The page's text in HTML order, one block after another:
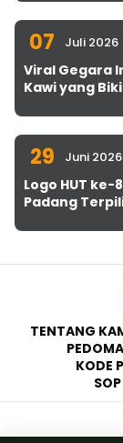
07 Juli 2026
Viral Gegara
Kawi yang
29 Juni 2026
Logo HUT ke-
Padang
TENTANG
KODE